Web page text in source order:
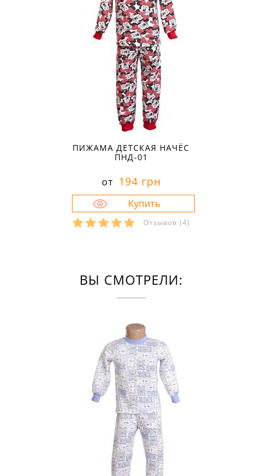
ПИЖАМА ДЕТСКАЯ НАЧЁС
ПНД-01
от 194 грн
Отзывов (4)
ВЫ СМОТРЕЛИ: